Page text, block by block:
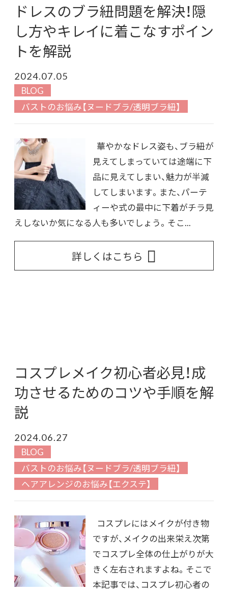
ドレスのブラ紐問題を解決！隠
し方やキレイに着こなすポイン
トを解説
2024.07.05
BLOG
バストのお悩み【ヌードブラ/透明ブラ紐】
華やかなドレス姿も、ブラ紐が
見えてしまっていては途端に下
品に見えてしまい、魅力が半減
してしまいます。また、パーテ
ィーや式の最中に下着がチラ見
えしないか気になる人も多いでしょう。そこ...
詳しくはこちら
コスプレメイク初心者必見！成
功させるためのコツや手順を解
説
2024.06.27
BLOG
バストのお悩み【ヌードブラ/透明ブラ紐】
ヘアアレンジのお悩み【エクステ】
コスプレにはメイクが付き物
ですが、メイクの出来栄え次第
でコスプレ全体の仕上がりが大
きく左右されますよね。そこで
本記事では、コスプレ初心者の